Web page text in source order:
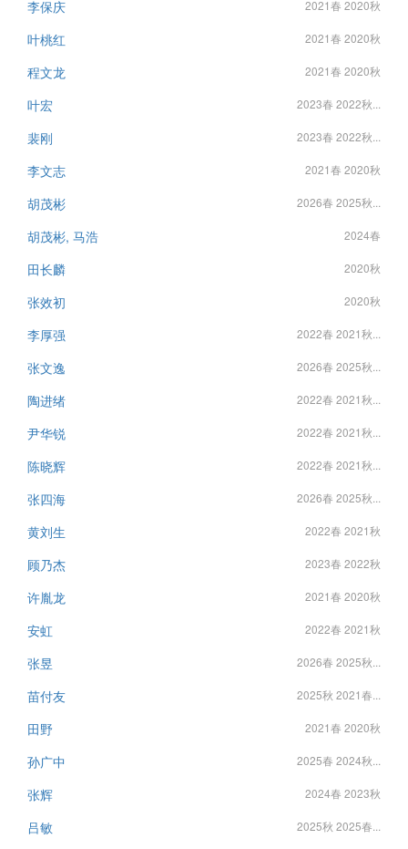
李保庆 2021春 2020秋
叶桃红 2021春 2020秋
程文龙 2021春 2020秋
叶宏 2023春 2022秋...
裴刚 2023春 2022秋...
李文志 2021春 2020秋
胡茂彬 2026春 2025秋...
胡茂彬, 马浩 2024春
田长麟 2020秋
张效初 2020秋
李厚强 2022春 2021秋...
张文逸 2026春 2025秋...
陶进绪 2022春 2021秋...
尹华锐 2022春 2021秋...
陈晓辉 2022春 2021秋...
张四海 2026春 2025秋...
黄刘生 2022春 2021秋
顾乃杰 2023春 2022秋
许胤龙 2021春 2020秋
安虹 2022春 2021秋
张昱 2026春 2025秋...
苗付友 2025秋 2021春...
田野 2021春 2020秋
孙广中 2025春 2024秋...
张辉 2024春 2023秋
吕敏 2025秋 2025春...